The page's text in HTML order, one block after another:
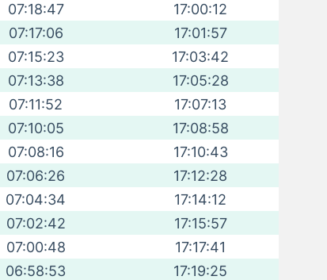
07:18:47
17:00:12
07:17:06
17:01:57
07:15:23
17:03:42
07:13:38
17:05:28
07:11:52
17:07:13
07:10:05
17:08:58
07:08:16
17:10:43
07:06:26
17:12:28
07:04:34
17:14:12
07:02:42
17:15:57
07:00:48
17:17:41
06:58:53
17:19:25